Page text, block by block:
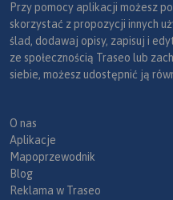
Przy pomocy aplikacji możesz
skorzystać z propozycji innych
ślad, dodawaj opisy, zapisuj i
ze społecznością Traseo lub
siebie, możesz udostępnić ją
O nas
Aplikacje
Mapoprzewodnik
Blog
Reklama w Traseo